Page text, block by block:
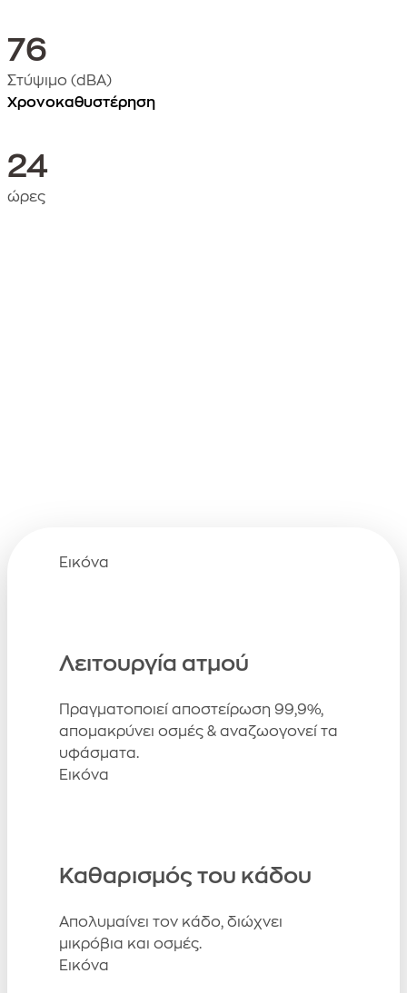
76
Στύψιμο (dBA)
Χρονοκαθυστέρηση
24
ώρες
Εικόνα
Λειτουργία ατμού
Πραγματοποιεί αποστείρωση 99,9%,
απομακρύνει οσμές & αναζωογονεί τα
υφάσματα.
Εικόνα
Καθαρισμός του κάδου
Απολυμαίνει τον κάδο, διώχνει
μικρόβια και οσμές.
Εικόνα